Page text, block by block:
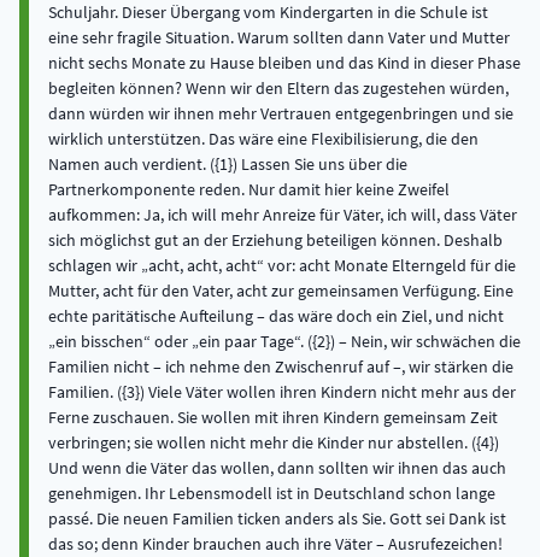
Schuljahr. Dieser Übergang vom Kindergarten in die Schule ist
eine sehr fragile Situation. Warum sollten dann Vater und Mutter
nicht sechs Monate zu Hause bleiben und das Kind in dieser Phase
begleiten können? Wenn wir den Eltern das zugestehen würden,
dann würden wir ihnen mehr Vertrauen entgegenbringen und sie
wirklich unterstützen. Das wäre eine Flexibilisierung, die den
Namen auch verdient. ({1}) Lassen Sie uns über die
Partnerkomponente reden. Nur damit hier keine Zweifel
aufkommen: Ja, ich will mehr Anreize für Väter, ich will, dass Väter
sich möglichst gut an der Erziehung beteiligen können. Deshalb
schlagen wir „acht, acht, acht“ vor: acht Monate Elterngeld für die
Mutter, acht für den Vater, acht zur gemeinsamen Verfügung. Eine
echte paritätische Aufteilung – das wäre doch ein Ziel, und nicht
„ein bisschen“ oder „ein paar Tage“. ({2}) – Nein, wir schwächen die
Familien nicht – ich nehme den Zwischenruf auf –, wir stärken die
Familien. ({3}) Viele Väter wollen ihren Kindern nicht mehr aus der
Ferne zuschauen. Sie wollen mit ihren Kindern gemeinsam Zeit
verbringen; sie wollen nicht mehr die Kinder nur abstellen. ({4})
Und wenn die Väter das wollen, dann sollten wir ihnen das auch
genehmigen. Ihr Lebensmodell ist in Deutschland schon lange
passé. Die neuen Familien ticken anders als Sie. Gott sei Dank ist
das so; denn Kinder brauchen auch ihre Väter – Ausrufezeichen!